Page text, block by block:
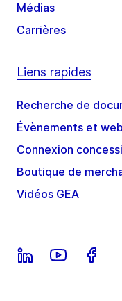
Médias
Carrières
Liens rapides
Recherche de
Évènements et
Connexion
Boutique de
Vidéos GEA